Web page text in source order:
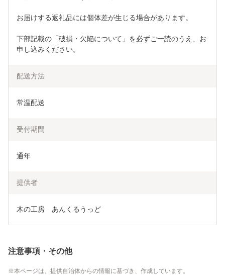
お届けする返礼品には個体差が生じる場合があります。
下部記載の「破損・欠陥について」を必ずご一読のうえ、お
申し込みください。
配送方法
常温配送
受付期間
通年
提供者
木の工房　あんくるうっど
注意事項・その他
本ページは、提供自治体からの情報に基づき、作成しています。